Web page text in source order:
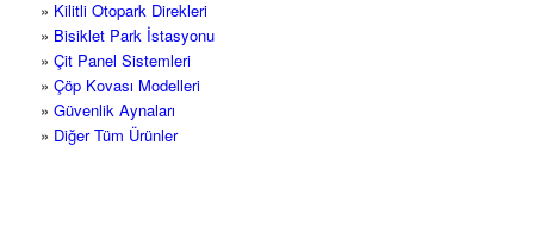
» Kilitli Otopark Direkleri
» Bisiklet Park İstasyonu
» Çit Panel Sistemleri
» Çöp Kovası Modelleri
» Güvenlik Aynaları
» Diğer Tüm Ürünler